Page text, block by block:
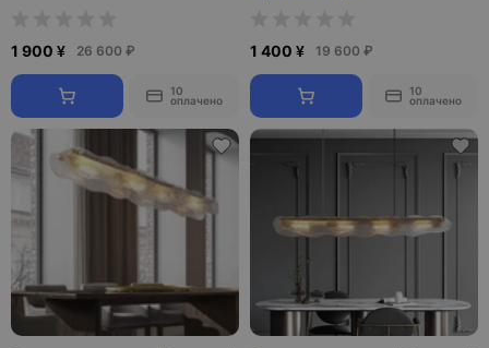
1 900 ¥ 26 600 ₽
10
оплачено
1 400 ¥ 19 600 ₽
10
оплачено